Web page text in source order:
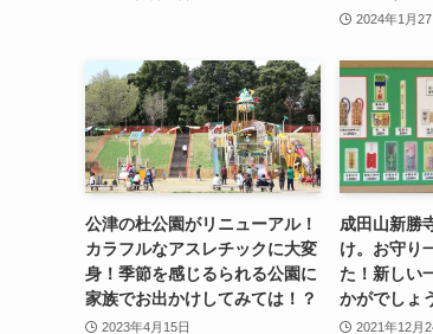
2024年1月27
公津の杜公園がリニューアル！
カラフルなアスレチックに大変
身！季節を感じるられる公園に
家族でお出かけしてみては！？
2023年4月15日
成田山新勝
け。お守り
た！新しい
かがでしょ
2021年12月